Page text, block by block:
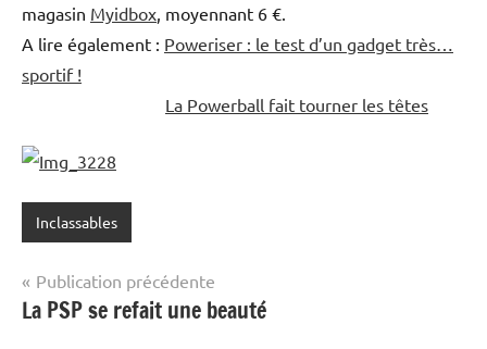
magasin Myidbox , moyennant 6 €.
A lire également : Poweriser : le test d’un gadget très…
sportif !
La Powerball fait tourner les têtes
Inclassables
Navigation
de
Publication précédente
La PSP se refait une beauté